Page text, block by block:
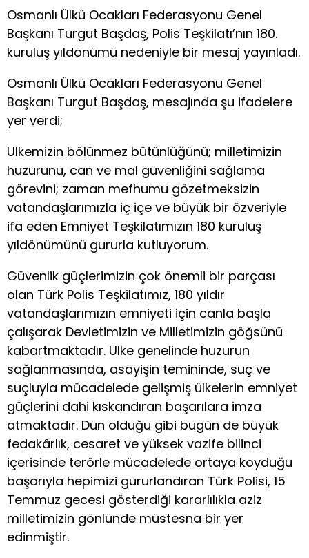
Osmanlı Ülkü Ocakları Federasyonu Genel
Başkanı Turgut Başdaş, Polis Teşkilatı’nın 180.
kuruluş yıldönümü nedeniyle bir mesaj yayınladı.
Osmanlı Ülkü Ocakları Federasyonu Genel
Başkanı Turgut Başdaş, mesajında şu ifadelere
yer verdi;
Ülkemizin bölünmez bütünlüğünü; milletimizin
huzurunu, can ve mal güvenliğini sağlama
görevini; zaman mefhumu gözetmeksizin
vatandaşlarımızla iç içe ve büyük bir özveriyle
ifa eden Emniyet Teşkilatımızın 180 kuruluş
yıldönümünü gururla kutluyorum.
Güvenlik güçlerimizin çok önemli bir parçası
olan Türk Polis Teşkilatımız, 180 yıldır
vatandaşlarımızın emniyeti için canla başla
çalışarak Devletimizin ve Milletimizin göğsünü
kabartmaktadır. Ülke genelinde huzurun
sağlanmasında, asayişin temininde, suç ve
suçluyla mücadelede gelişmiş ülkelerin emniyet
güçlerini dahi kıskandıran başarılara imza
atmaktadır. Dün olduğu gibi bugün de büyük
fedakârlık, cesaret ve yüksek vazife bilinci
içerisinde terörle mücadelede ortaya koyduğu
başarıyla hepimizi gururlandıran Türk Polisi, 15
Temmuz gecesi gösterdiği kararlılıkla aziz
milletimizin gönlünde müstesna bir yer
edinmiştir.